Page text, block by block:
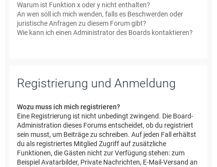
Warum ist Funktion x oder y nicht enthalten?
An wen soll ich mich wenden, falls es Beschwerden oder
juristische Anfragen zu diesem Forum gibt?
Wie kann ich einen Administrator des Boards kontaktieren?
Registrierung und Anmeldung
Wozu muss ich mich registrieren?
Eine Registrierung ist nicht unbedingt zwingend. Die Board-
Administration dieses Forums entscheidet, ob du registriert
sein musst, um Beiträge zu schreiben. Auf jeden Fall erhältst
du als registriertes Mitglied Zugriff auf zusätzliche
Funktionen, die Gästen nicht zur Verfügung stehen: zum
Beispiel Avatarbilder, Private Nachrichten, E-Mail-Versand an